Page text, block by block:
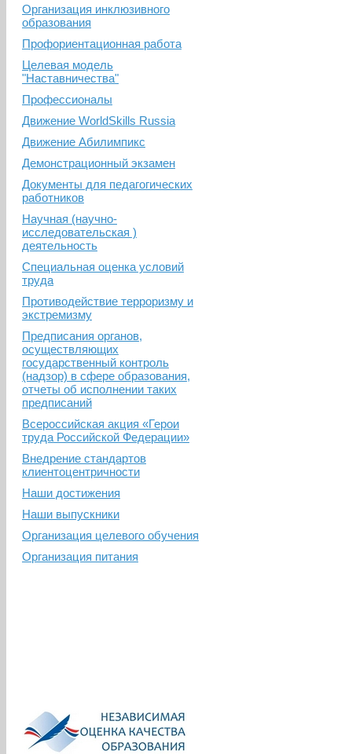
Организация инклюзивного
образования
Профориентационная работа
Целевая модель
"Наставничества"
Профессионалы
Движение WorldSkills Russia
Движение Абилимпикс
Демонстрационный экзамен
Документы для педагогических
работников
Научная (научно-
исследовательская )
деятельность
Специальная оценка условий
труда
Противодействие терроризму и
экстремизму
Предписания органов,
осуществляющих
государственный контроль
(надзор) в сфере образования,
отчеты об исполнении таких
предписаний
Всероссийская акция «Герои
труда Российской Федерации»
Внедрение стандартов
клиентоцентричности
Наши достижения
Наши выпускники
Организация целевого обучения
Организация питания